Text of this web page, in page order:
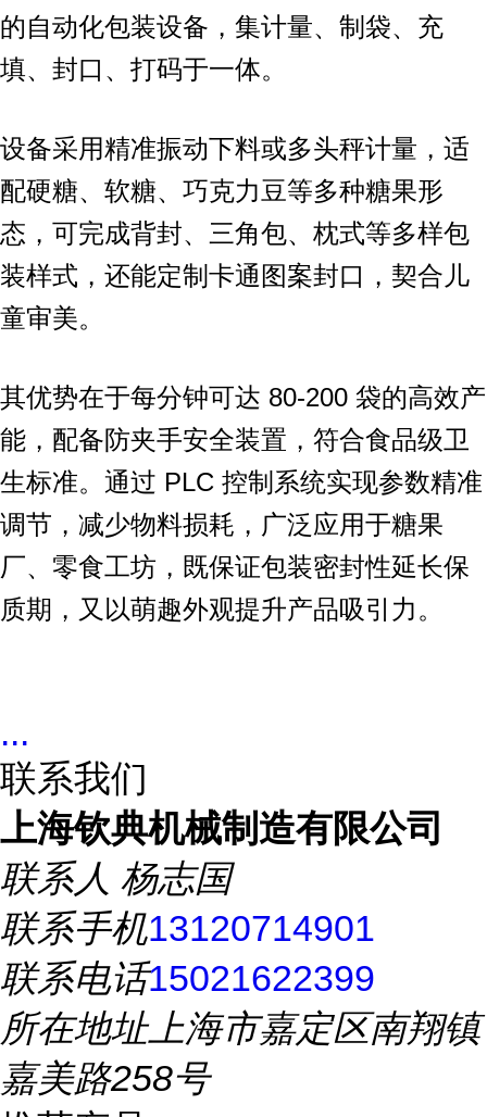
的自动化包装设备，集计量、制袋、充
填、封口、打码于一体。
设备采用精准振动下料或多头秤计量，适
配硬糖、软糖、巧克力豆等多种糖果形
态，可完成背封、三角包、枕式等多样包
装样式，还能定制卡通图案封口，契合儿
童审美。
其优势在于每分钟可达 80-200 袋的高效产
能，配备防夹手安全装置，符合食品级卫
生标准。通过 PLC 控制系统实现参数精准
调节，减少物料损耗，广泛应用于糖果
厂、零食工坊，既保证包装密封性延长保
质期，又以萌趣外观提升产品吸引力。
...
联系我们
上海钦典机械制造有限公司
联系人 杨志国
联系手机13120714901
联系电话15021622399
所在地址上海市嘉定区南翔镇
嘉美路258号